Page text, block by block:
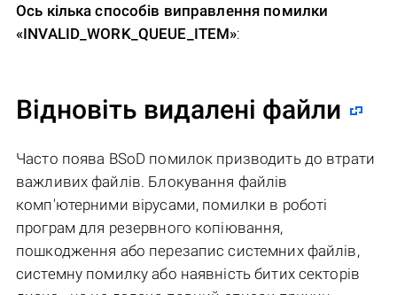
Ось кілька способів виправлення помилки
«INVALID_WORK_QUEUE_ITEM»:
Відновіть видалені файли
Часто поява BSoD помилок призводить до втрати
важливих файлів. Блокування файлів
комп'ютерними вірусами, помилки в роботі
програм для резервного копіювання,
пошкодження або перезапис системних файлів,
системну помилку або наявність битих секторів